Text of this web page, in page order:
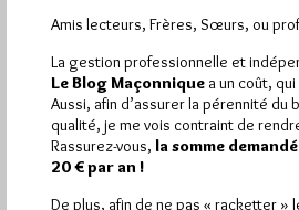
visiteset2 502 pages ont été
Pirsch.io)
Amis lecteurs, Frères, Sœurs, ou
La gestion professionnelle et
Le Blog Maçonnique a un coût,
Aussi, afin d’assurer la pérennité du
qualité, je me vois contraint de
Rassurez-vous, la somme
20 € par an !
De plus, afin de ne pas « racketter »